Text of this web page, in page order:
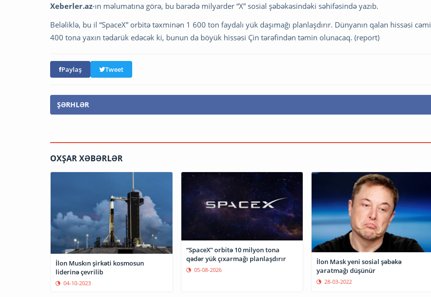
Xeberler.az-ın məlumatına görə, bu barədə milyarder “X” sosial şəbəkəsindəki səhifəsində yazıb.
Beləliklə, bu il “SpaceX” orbitə təxminən 1 600 ton faydalı yük daşımağı planlaşdırır. Dünyanın qalan hissəsi cəmi
400 tona yaxın tədarük edəcək ki, bunun da böyük hissəsi Çin tərəfindən təmin olunacaq. (report)
Paylaş Tweet
ŞƏRHLƏR
OXŞAR XƏBƏRLƏR
İlon Muskın şirkəti kosmosun
liderinə çevrilib
04-10-2023
“SpaceX” orbitə 10 milyon tona
qədər yük çıxarmağı planlaşdırır
05-08-2026
İlon Mask yeni sosial şəbəkə
yaratmağı düşünür
28-03-2022